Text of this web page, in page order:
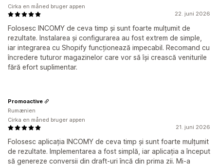
22. juni 2026
Folosesc INCOMY de ceva timp și sunt foarte mulțumit de
rezultate. Instalarea și configurarea au fost extrem de simple,
iar integrarea cu Shopify funcționează impecabil. Recomand cu
încredere tuturor magazinelor care vor să își crească veniturile
fără efort suplimentar.
Cirka en måned bruger appen
21. juni 2026
Folosesc aplicația INCOMY de ceva timp și sunt foarte mulțumit
de rezultate. Implementarea a fost simplă, iar aplicația a început
să genereze conversii din draft-uri încă din prima zii. Mi-a
Promoactive
Rumænien
Cirka en måned bruger appen